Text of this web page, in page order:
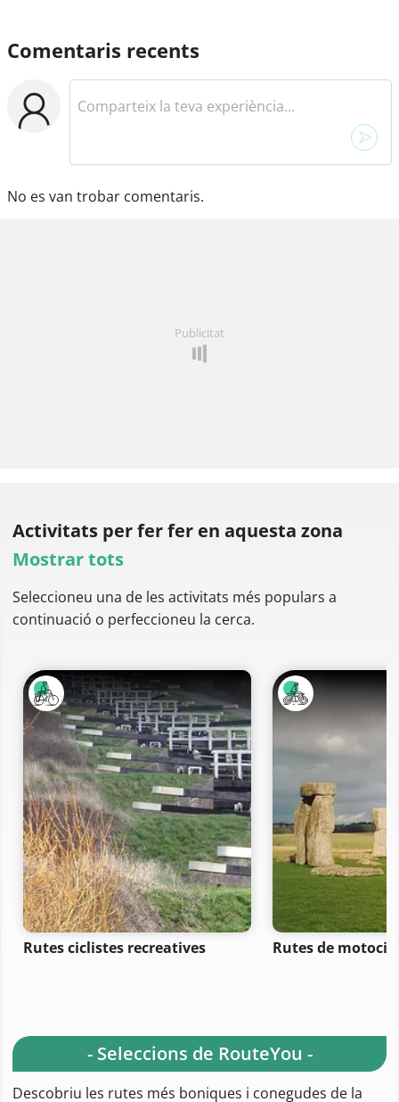
Comentaris recents
No es van trobar comentaris.
Publicitat
Activitats per ferfer en aquesta zona
Mostrar tots
Seleccioneu una de les activitats més populars a
continuació o perfeccioneu la cerca.
Rutes ciclistes recreatives Rutes de
- Seleccions de RouteYou -
Descobriu les rutes més boniques i conegudes de la